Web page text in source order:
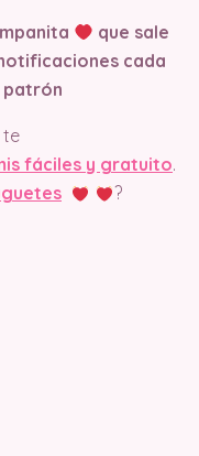
que sale
cada
patrón
te
fáciles y gratuito.
?